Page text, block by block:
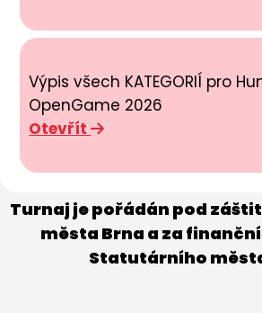
Výpis všech KATEGORIÍ pro
OpenGame 2026
Otevřít
Turnaj je pořádán pod
města Brna a za
Statutárního